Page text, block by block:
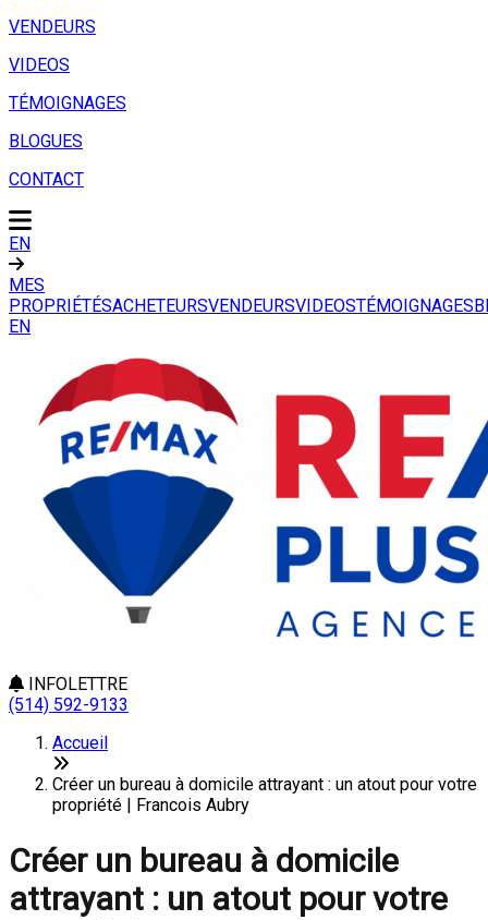
VENDEURS
VIDEOS
TÉMOIGNAGES
BLOGUES
CONTACT
EN
MES
PROPRIÉTÉSACHETEURSVENDEURSVIDEOSTÉMOIGNAGES
EN
INFOLETTRE
(514) 592-9133
Accueil
Créer un bureau à domicile attrayant : un atout pour votre
propriété | Francois Aubry
Créer un bureau à domicile
attrayant : un atout pour votre